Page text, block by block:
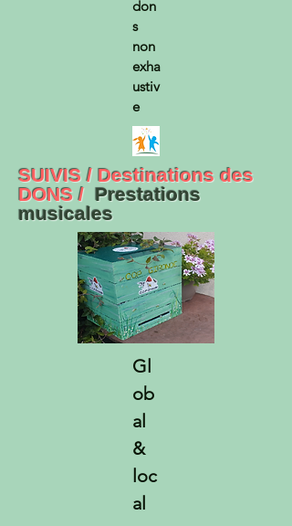
don
s
non
exha
ustiv
e
SUIVIS / Destinations des
DONS / Prestations
musicales
Gl
ob
al
&
loc
al